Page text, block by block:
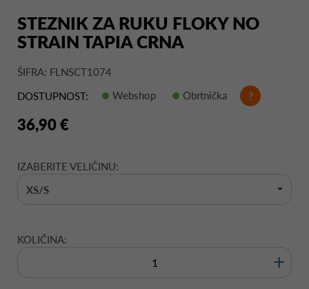
STEZNIK ZA RUKU FLOKY NO
STRAIN TAPIA CRNA
ŠIFRA: FLNSCT1074
DOSTUPNOST:
Webshop Obrtnička ?
36,90 €
IZABERITE VELIČINU:
XS/S
KOLIČINA:
+